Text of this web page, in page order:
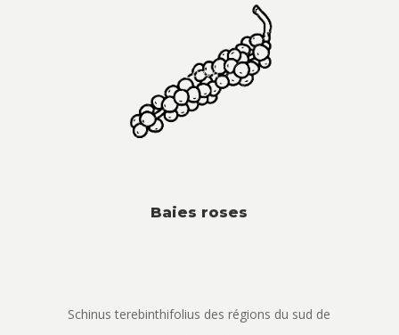
Baies roses
Schinus terebinthifolius des régions du sud de